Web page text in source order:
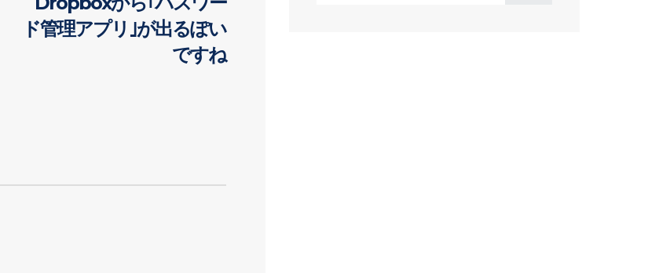
ド管理アプリ｣が出るぽい
ですね